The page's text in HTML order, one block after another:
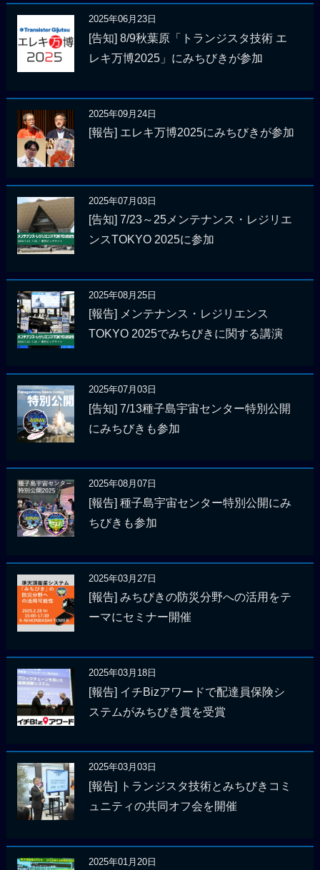
2025年06月23日
[告知] 8/9秋葉原「トランジスタ技術 エ
レキ万博2025」にみちびきが参加
2025年09月24日
[報告] エレキ万博2025にみちびきが参加
2025年07月03日
[告知] 7/23～25メンテナンス・レジリエ
ンスTOKYO 2025に参加
2025年08月25日
[報告] メンテナンス・レジリエンス
TOKYO 2025でみちびきに関する講演
2025年07月03日
[告知] 7/13種子島宇宙センター特別公開
にみちびきも参加
2025年08月07日
[報告] 種子島宇宙センター特別公開にみ
ちびきも参加
2025年03月27日
[報告] みちびきの防災分野への活用をテ
ーマにセミナー開催
2025年03月18日
[報告] イチBizアワードで配達員保険シ
ステムがみちびき賞を受賞
2025年03月03日
[報告] トランジスタ技術とみちびきコミ
ュニティの共同オフ会を開催
2025年01月20日